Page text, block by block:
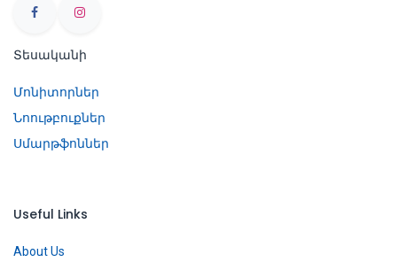
Տեսականի
Մոնիտորներ
Նոութբուքներ
Սմարթֆոններ
Useful Links
About Us